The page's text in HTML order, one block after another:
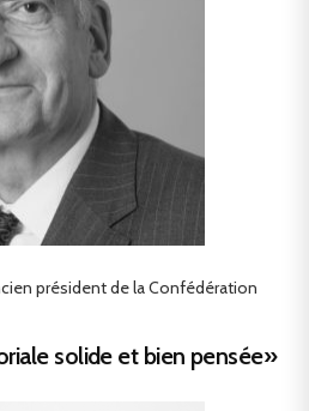
président de la Confédération
solide et bien pensée»